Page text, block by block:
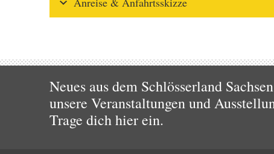
Neues aus dem Schlösserland
unsere Veranstaltungen und
Trage dich hier ein.